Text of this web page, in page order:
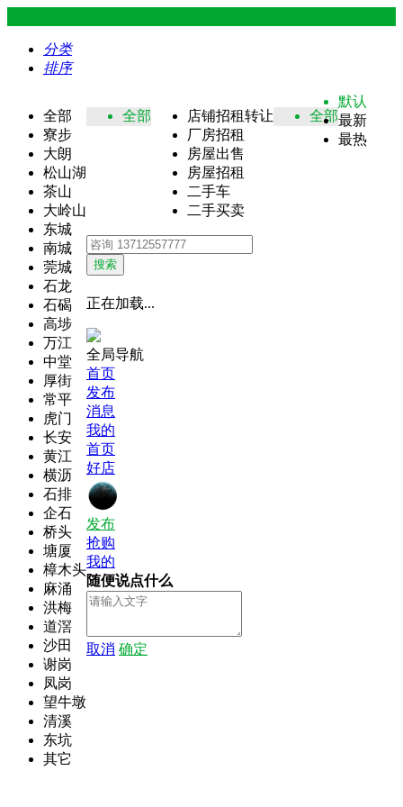
分类
排序
全部
寮步
大朗
松山湖
茶山
大岭山
东城
南城
莞城
石龙
石碣
高埗
万江
中堂
厚街
常平
虎门
长安
黄江
横沥
石排
企石
桥头
塘厦
樟木头
麻涌
洪梅
道滘
沙田
谢岗
凤岗
望牛墩
清溪
东坑
其它
全部
店铺招租转让
厂房招租
房屋出售
房屋招租
二手车
二手买卖
全部
默认
最新
最热
搜索
正在加载...
全局导航
首页
发布
消息
我的
首页
好店
发布
抢购
我的
随便说点什么
取消 确定